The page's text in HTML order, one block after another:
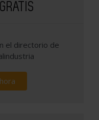
el directorio de